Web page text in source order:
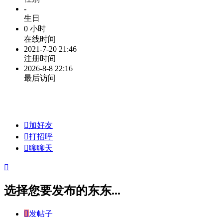
-
生日
0 小时
在线时间
2021-7-20 21:46
注册时间
2026-8-8 22:16
最后访问
加好友
打招呼
聊聊天

选择您要发布的东东...
发帖子